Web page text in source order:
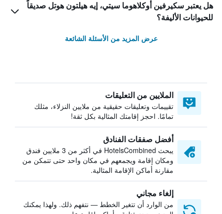
هل يعتبر سكيرفين أوكلاهوما سيتي، إيه هيلتون هوتل صديقاً
للحيوانات الأليفة؟
عرض المزيد من الأسئلة الشائعة
الملايين من التعليقات
تقييمات وتعليقات حقيقية من ملايين النزلاء، مثلك
تمامًا. احجز إقامتك المثالية بكل ثقة!
أفضل صفقات الفنادق
يبحث HotelsCombined في أكثر من 3 ملايين فندق
ومكان إقامة ويجمعهم في مكان واحد حتى تتمكن من
مقارنة أماكن الإقامة المثالية.
إلغاء مجاني
من الوارد أن تتغير الخطط — نتفهم ذلك. ولهذا يمكنك